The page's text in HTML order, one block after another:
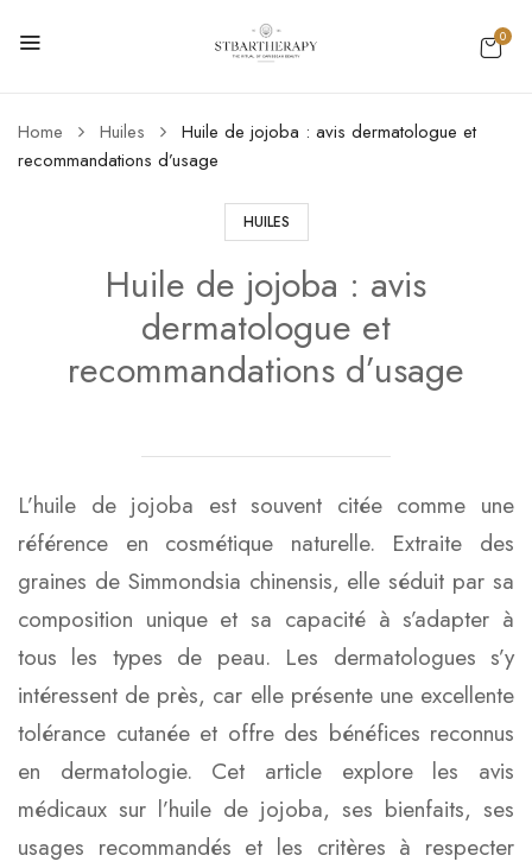
0
Home Huiles
Huile de jojoba : avis dermatologue et
recommandations d’usage
HUILES
Huile de jojoba : avis
dermatologue et
recommandations d’usage
L’huile de jojoba est souvent citée comme une
référence en cosmétique naturelle. Extraite des
graines de Simmondsia chinensis, elle séduit par sa
composition unique et sa capacité à s’adapter à
tous les types de peau. Les dermatologues s’y
intéressent de près, car elle présente une excellente
tolérance cutanée et offre des bénéfices reconnus
en dermatologie. Cet article explore les avis
médicaux sur l’huile de jojoba, ses bienfaits, ses
usages recommandés et les critères à respecter